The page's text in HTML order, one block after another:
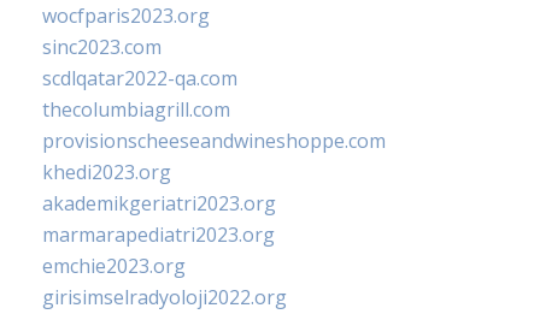
wocfparis2023.org
sinc2023.com
scdlqatar2022-qa.com
thecolumbiagrill.com
provisionscheeseandwineshoppe.com
khedi2023.org
akademikgeriatri2023.org
marmarapediatri2023.org
emchie2023.org
girisimselradyoloji2022.org